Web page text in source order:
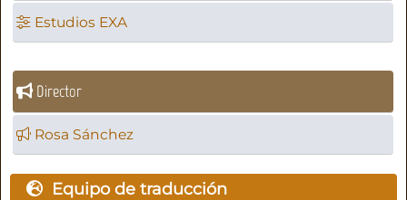
Estudios EXA
Director
Rosa Sánchez
Equipo de traducción